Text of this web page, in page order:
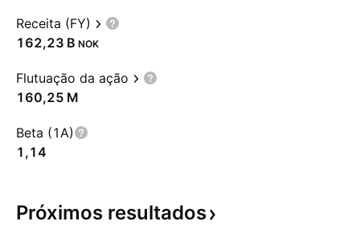
Receita (FY)
‪162,23 B‬ NOK
Flutuação da ação
‪160,25 M‬
Beta (1A)
1,14
Próximos resultados